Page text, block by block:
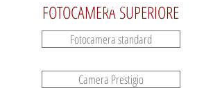
FOTOCAMERA SUPERIORE
Fotocamera standard
Camera Prestigio